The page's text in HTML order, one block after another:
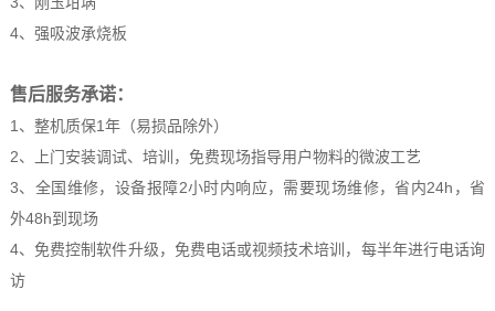
4、强吸波承烧板
售后服务承诺：
1、整机质保1年（易损品除外）
2、上门安装调试、培训，免费现场指导用户物料的微波工艺
3、全国维修，设备报障2小时内响应，需要现场维修，省内24h，省
外48h到现场
4、免费控制软件升级，免费电话或视频技术培训，每半年进行电话询
访